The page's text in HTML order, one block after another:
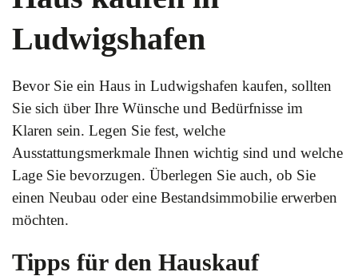
Ludwigshafen
Bevor Sie ein Haus in Ludwigshafen kaufen, sollten
Sie sich über Ihre Wünsche und Bedürfnisse im
Klaren sein. Legen Sie fest, welche
Ausstattungsmerkmale Ihnen wichtig sind und welche
Lage Sie bevorzugen. Überlegen Sie auch, ob Sie
einen Neubau oder eine Bestandsimmobilie erwerben
möchten.
Tipps für den Hauskauf